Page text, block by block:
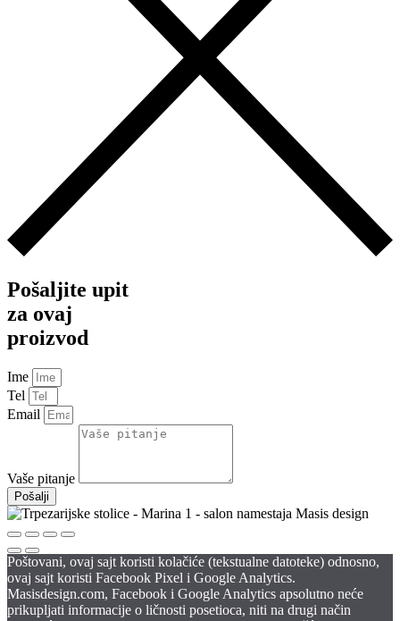
Pošaljite upit
za ovaj
proizvod
Ime
Tel
Email
Vaše pitanje
Pošalji
Poštovani, ovaj sajt koristi kolačiće (tekstualne datoteke) odnosno,
ovaj sajt koristi Facebook Pixel i Google Analytics.
Masisdesign.com, Facebook i Google Analytics apsolutno neće
prikupljati informacije o ličnosti posetioca, niti na drugi način